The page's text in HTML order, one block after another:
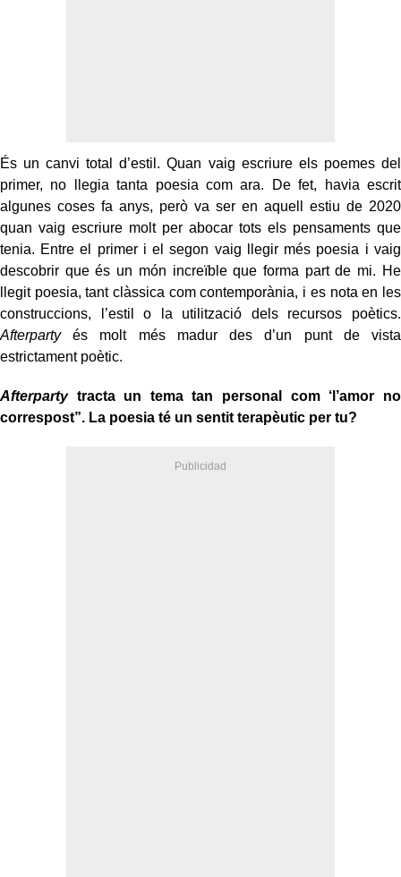
És un canvi total d’estil. Quan vaig escriure els poemes del
primer, no llegia tanta poesia com ara. De fet, havia escrit
algunes coses fa anys, però va ser en aquell estiu de 2020
quan vaig escriure molt per abocar tots els pensaments que
tenia. Entre el primer i el segon vaig llegir més poesia i vaig
descobrir que és un món increïble que forma part de mi. He
llegit poesia, tant clàssica com contemporània, i es nota en les
construccions, l’estil o la utilització dels recursos poètics.
Afterpartyés molt més madur des d’un punt de vista
estrictament poètic.
Afterpartytracta un tema tan personal com ‘l’amor no
correspost”. La poesia té un sentit terapèutic per tu?